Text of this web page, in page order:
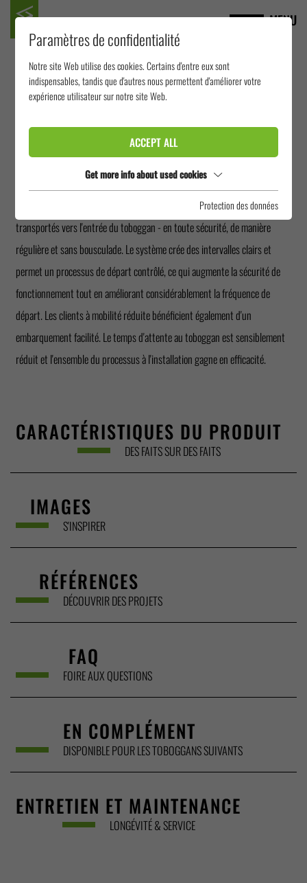
MENU
CONVOYEUR DE
DÉPART
Un départ efficace, un toboggan rapide : Le convoyeur de départ favorise
un déroulement fluide et structuré sur les toboggans très fréquentés. Les
clients prennent place sur le tapis roulant et sont automatiquement
transportés vers l'entrée du toboggan - en toute sécurité, de manière
régulière et sans bousculade. Le système crée des intervalles clairs et
permet un processus de départ contrôlé, ce qui augmente la sécurité de
fonctionnement tout en améliorant considérablement la fréquence de
départ. Les clients à mobilité réduite bénéficient également d'un
embarquement facilité. Le temps d'attente au toboggan est sensiblement
réduit et l'ensemble du processus à l'installation gagne en efficacité.
CARACTÉRISTIQUES DU PRODUIT
DES FAITS SUR DES FAITS
IMAGES
S'INSPIRER
RÉFÉRENCES
DÉCOUVRIR DES PROJETS
FAQ
FOIRE AUX QUESTIONS
EN COMPLÉMENT
DISPONIBLE POUR LES TOBOGGANS SUIVANTS
ENTRETIEN ET MAINTENANCE
LONGÉVITÉ & SERVICE
Paramètres de confidentialité
Notre site Web utilise des cookies. Certains d'entre eux sont
indispensables, tandis que d'autres nous permettent d'améliorer votre
expérience utilisateur sur notre site Web.
ACCEPT ALL
Get more info about used cookies
Protection des données